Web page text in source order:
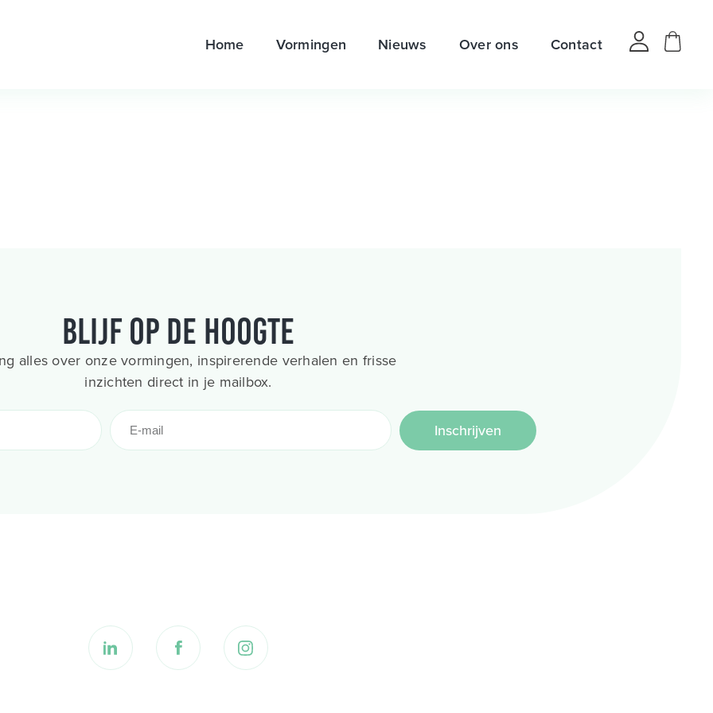
Home Vormingen Nieuws Over ons Contact
Blijf op de hoogte
alles over onze vormingen, inspirerende verhalen en frisse
inzichten direct in je mailbox.
Inschrijven